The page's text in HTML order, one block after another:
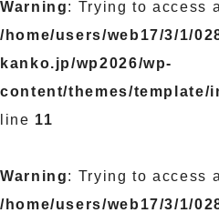
Warning: Trying to access
/home/users/web17/3/1/
kanko.jp/wp2026/wp-
content/themes/template/
line 11
Warning: Trying to access
/home/users/web17/3/1/